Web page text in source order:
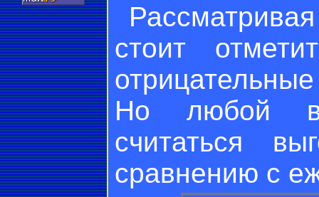
стоит
Но любой
считаться
сравнению с